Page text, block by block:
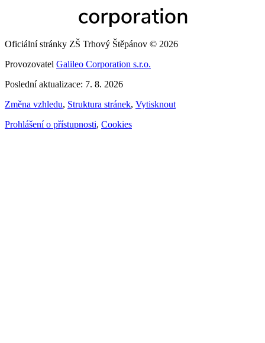
Oficiální stránky ZŠ Trhový Štěpánov © 2026
Provozovatel Galileo Corporation s.r.o.
Poslední aktualizace: 7. 8. 2026
Změna vzhledu, Struktura stránek, Vytisknout
Prohlášení o přístupnosti, Cookies